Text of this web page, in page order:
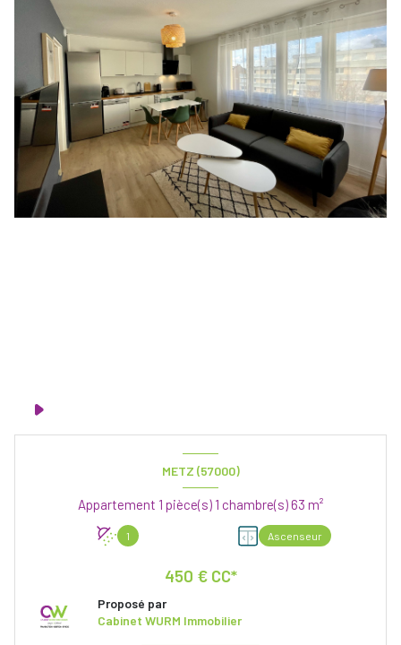
METZ (57000)
Appartement 1 pièce(s) 1 chambre(s) 63 m²
1 Ascenseur
450 € CC*
Proposé par
Cabinet WURM Immobilier